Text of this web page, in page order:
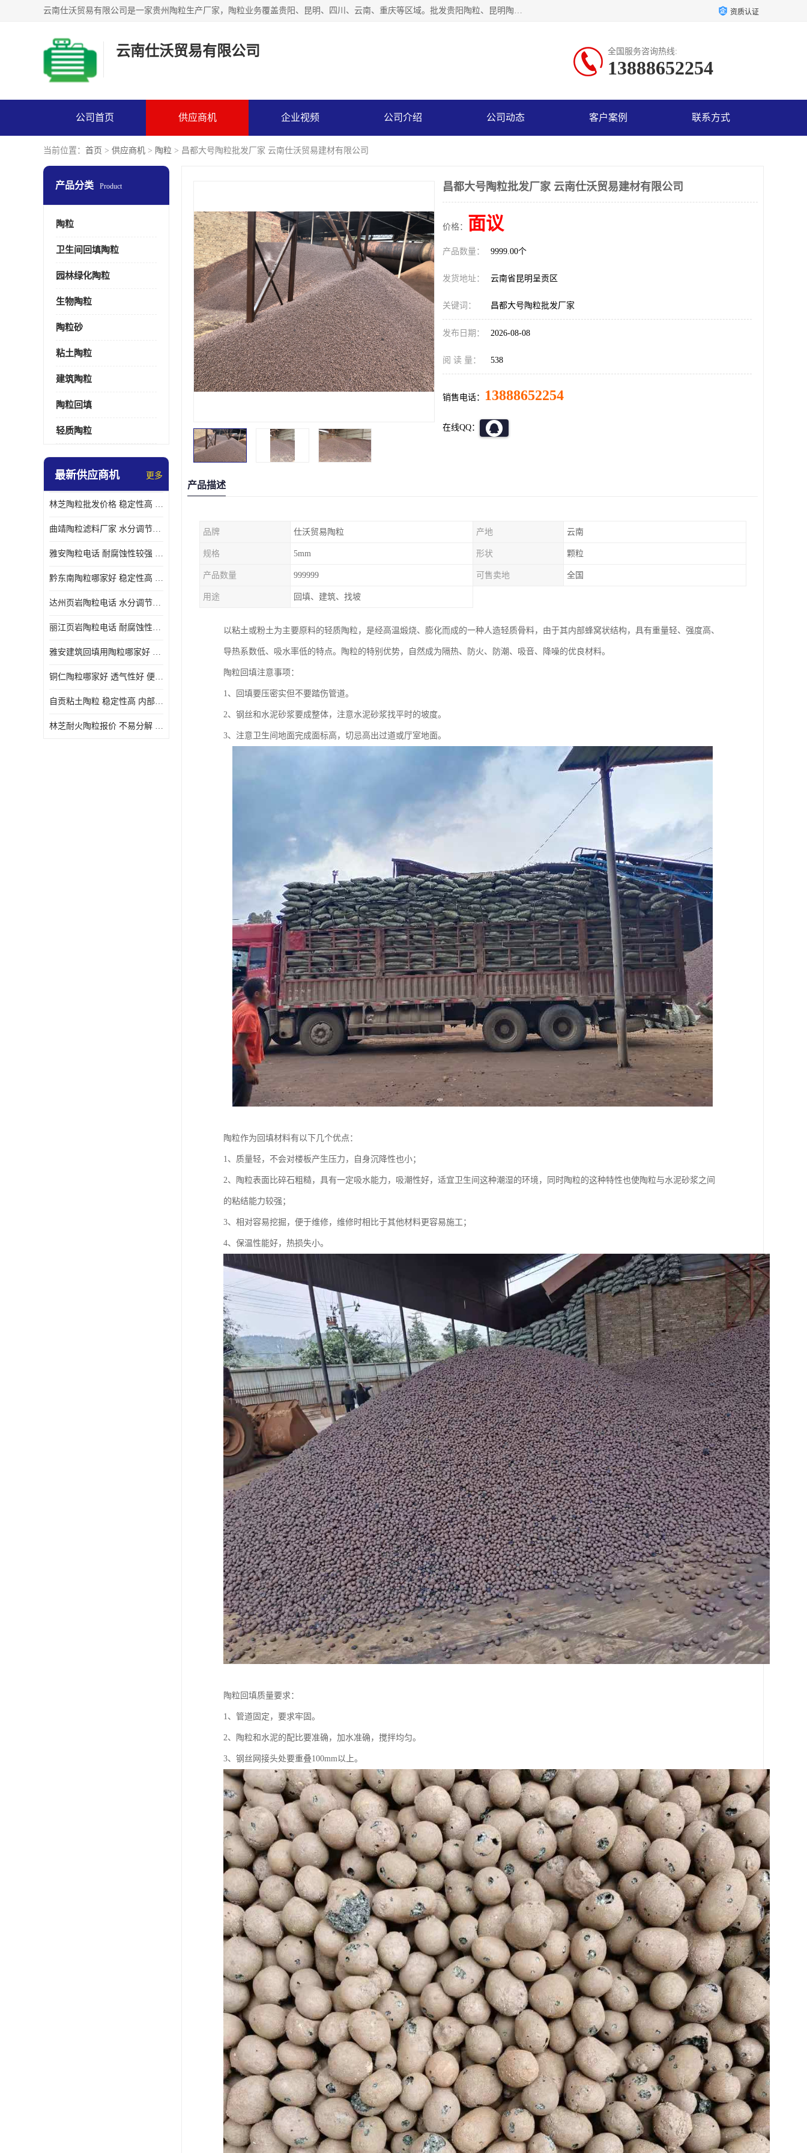
云南仕沃贸易有限公司是一家贵州陶粒生产厂家，陶粒业务覆盖贵阳、昆明、四川、云南、重庆等区域。批发贵阳陶粒、昆明陶粒、四川陶粒、云南陶粒、重庆陶粒，服务热线：*。仕沃贸易建材致力于建筑产业化、绿色建筑体系、产品和系统应用解决方案的企业。研发生产、销售和推广绿色建筑体系、建筑产业化体系的各种环保建筑产品。 资质认证
云南仕沃贸易有限公司 全国服务咨询热线:
13888652254
公司首页 供应商机 企业视频 公司介绍 公司动态 客户案例 联系方式
当前位置： 首页 > 供应商机 > 陶粒 > 昌都大号陶粒批发厂家 云南仕沃贸易建材有限公司
产品分类 Product
陶粒
卫生间回填陶粒
园林绿化陶粒
生物陶粒
陶粒砂
粘土陶粒
建筑陶粒
陶粒回填
轻质陶粒
最新供应商机 更多
林芝陶粒批发价格 稳定性高 便于搬运和使用
曲靖陶粒滤料厂家 水分调节性好 长期使用寿命较长
雅安陶粒电话 耐腐蚀性较强 长期使用寿命较长
黔东南陶粒哪家好 稳定性高 长期使用寿命较长
达州页岩陶粒电话 水分调节性好 密度低 重量轻
丽江页岩陶粒电话 耐腐蚀性较强 便于搬运和使用
雅安建筑回填用陶粒哪家好 孔隙率高 比重轻 密度较小
铜仁陶粒哪家好 透气性好 便于搬运和使用
自贡粘土陶粒 稳定性高 内部空隙较大
林芝耐火陶粒报价 不易分解 便于搬运和使用
昌都大号陶粒批发厂家 云南仕沃贸易建材有限公司
价格： 面议
产品数量： 9999.00个
发货地址： 云南省昆明呈贡区
关键词： 昌都大号陶粒批发厂家
发布日期： 2026-08-08
阅 读 量： 538
销售电话： 13888652254
在线QQ：
产品描述
品牌 仕沃贸易陶粒 产地 云南
规格 5mm 形状 颗粒
产品数量 999999 可售卖地 全国
用途 回填、建筑、找坡
以粘土或粉土为主要原料的轻质陶粒，是经高温煅烧、膨化而成的一种人造轻质骨料，由于其内部蜂窝状结构，具有重量轻、强度高、
导热系数低、吸水率低的特点。陶粒的特别优势，自然成为隔热、防火、防潮、吸音、降噪的优良材料。
陶粒回填注意事项：
1、回填要压密实但不要踏伤管道。
2、钢丝和水泥砂浆要成整体，注意水泥砂浆找平时的坡度。
3、注意卫生间地面完成面标高，切忌高出过道或厅室地面。
陶粒作为回填材料有以下几个优点：
1、质量轻，不会对楼板产生压力，自身沉降性也小；
2、陶粒表面比碎石粗糙，具有一定吸水能力，吸潮性好，适宜卫生间这种潮湿的环境，同时陶粒的这种特性也使陶粒与水泥砂浆之间
的粘结能力较强；
3、相对容易挖掘，便于维修，维修时相比于其他材料更容易施工；
4、保温性能好，热损失小。
陶粒回填质量要求：
1、管道固定，要求牢固。
2、陶粒和水泥的配比要准确，加水准确，搅拌均匀。
3、钢丝网接头处要重叠100mm以上。